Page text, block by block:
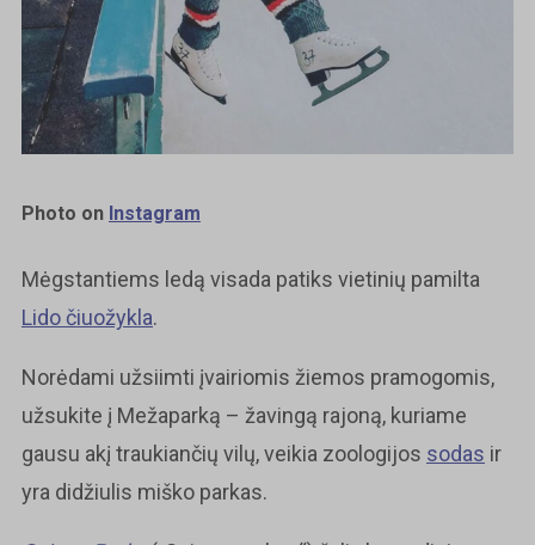
Photo on Instagram
Mėgstantiems ledą visada patiks vietinių pamilta
Lido čiuožykla.
Norėdami užsiimti įvairiomis žiemos pramogomis,
užsukite į Mežaparką – žavingą rajoną, kuriame
gausu akį traukiančių vilų, veikia zoologijos sodas ir
yra didžiulis miško parkas.